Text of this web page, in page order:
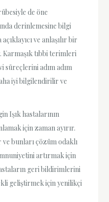
de öne
derinlemesine bilgi
ve anlaşılır bir
tıbbi terimleri
süreçlerini adım adım
iyi bilgilendirilir ve
Işık hastalarının
için zaman ayırır.
ve bunları çözüm odaklı
artırmak için
geri bildirimlerini
geliştirmek için yenilikçi